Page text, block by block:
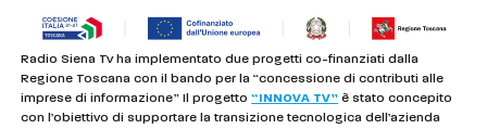
Radio Siena Tv ha implementato due progetti co-finanziati dalla
Regione Toscana con il bando per la “concessione di contributi alle
imprese di informazione” Il progetto“INNOVA TV” è stato concepito
con l’obiettivo di supportare la transizione tecnologica dell’azienda